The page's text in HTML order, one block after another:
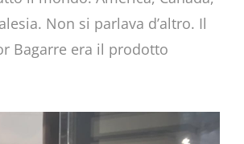
Non si parlava d’altro. Il
Bagarre era il prodotto